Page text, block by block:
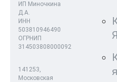
ИП Миночкина
Д.А.
ИНН
503810946490
ОГРНИП
314503808000092
141253,
Московская